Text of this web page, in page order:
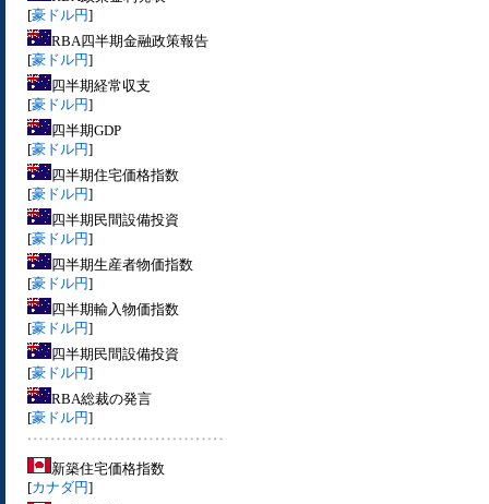
[豪ドル円]
RBA四半期金融政策報告
[豪ドル円]
四半期経常収支
[豪ドル円]
四半期GDP
[豪ドル円]
四半期住宅価格指数
[豪ドル円]
四半期民間設備投資
[豪ドル円]
四半期生産者物価指数
[豪ドル円]
四半期輸入物価指数
[豪ドル円]
四半期民間設備投資
[豪ドル円]
RBA総裁の発言
[豪ドル円]
新築住宅価格指数
[カナダ円]